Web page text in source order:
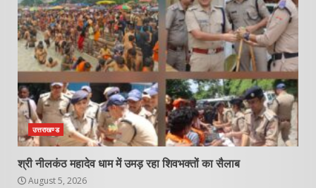
उत्तराखण्ड
श्री नीलकंठ महादेव धाम में उमड़ रहा शिवभक्तों का सैलाब
August 5, 2026